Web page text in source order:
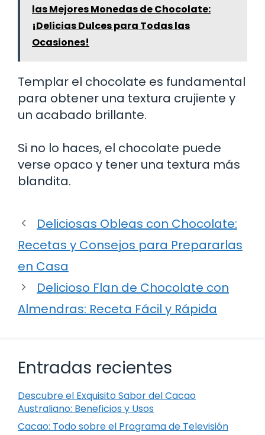
las Mejores Monedas de Chocolate:
¡Delicias Dulces para Todas las
Ocasiones!
Templar el chocolate es fundamental
para obtener una textura crujiente y
un acabado brillante.
Si no lo haces, el chocolate puede
verse opaco y tener una textura más
blandita.
Deliciosas Obleas con Chocolate:
Recetas y Consejos para Prepararlas
en Casa
Delicioso Flan de Chocolate con
Almendras: Receta Fácil y Rápida
Entradas recientes
Descubre el Exquisito Sabor del Cacao
Australiano: Beneficios y Usos
Cacao: Todo sobre el Programa de Televisión